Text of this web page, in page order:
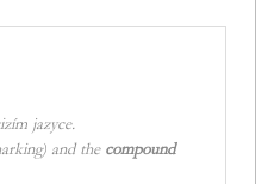
jazyce.
and the compound